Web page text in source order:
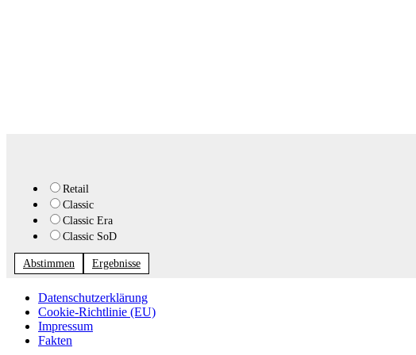
Retail
Classic
Classic Era
Classic SoD
Abstimmen Ergebnisse
Datenschutzerklärung
Cookie-Richtlinie (EU)
Impressum
Fakten